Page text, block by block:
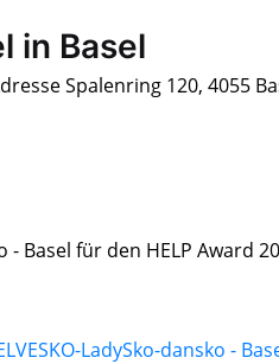
in Basel
Spalenring 120, 4055
- Basel für den HELP Award
LadySko-dansko -